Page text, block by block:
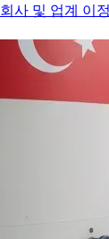
회사 및 업계 이